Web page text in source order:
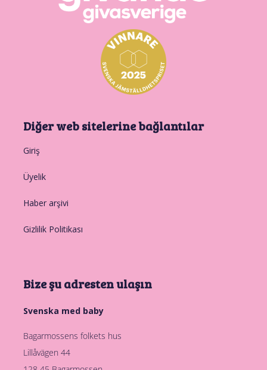
Diğer web sitelerine bağlantılar
Giriş
Üyelik
Haber arşivi
Gizlilik Politikası
Bize şu adresten ulaşın
Svenska med baby
Bagarmossens folkets hus
Lillåvägen 44